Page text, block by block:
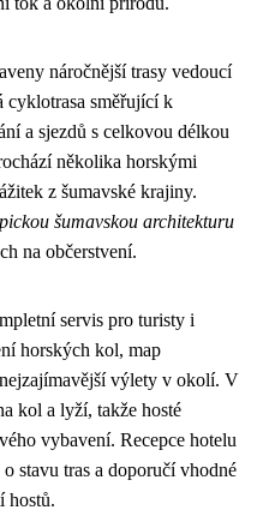
náročnější trasy vedoucí
cyklotrasa směřující k
a sjezdů s celkovou délkou
několika horskými
z šumavské krajiny.
šumavskou architekturu
na občerstvení.
servis pro turisty i
horských kol, map
výlety v okolí. V
kol a lyží, takže hosté
vybavení. Recepce hotelu
stavu tras a doporučí vhodné
hostů.